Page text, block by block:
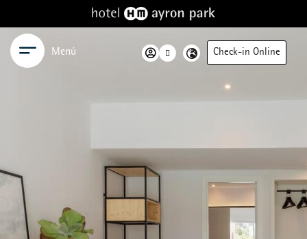
Menú Check-in Online